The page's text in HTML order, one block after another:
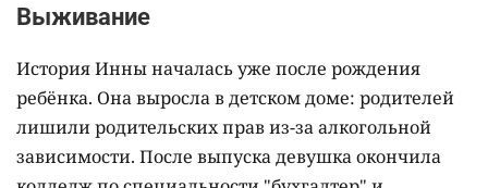
Выживание
История Инны началась уже после рождения
ребёнка. Она выросла в детском доме: родителей
лишили родительских прав из-за алкогольной
зависимости. После выпуска девушка окончила